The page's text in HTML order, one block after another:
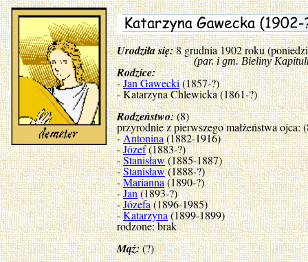
Urodziła się:8 grudnia 1902 roku
(par. i gm. Bieliny Kapitulne,
Rodzice:
-Jan Gawecki(1857-?)
- Katarzyna Chlewicka (1861-?)
Rodzeństwo:(8)
przyrodnie z pierwszego małżeństwa ojca:
-Antonina(1882-1916)
-Józef(1883-?)
-Stanisław(1885-1887)
-Stanisław(1888-?)
-Marianna(1890-?)
-Jan(1893-?)
-Józefa(1896-1985)
-Katarzyna(1899-1899)
rodzone: brak
Mąż:(?)